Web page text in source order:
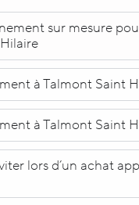
sur mesure
à Talmont Saint
à Talmont Saint
lors d’un achat